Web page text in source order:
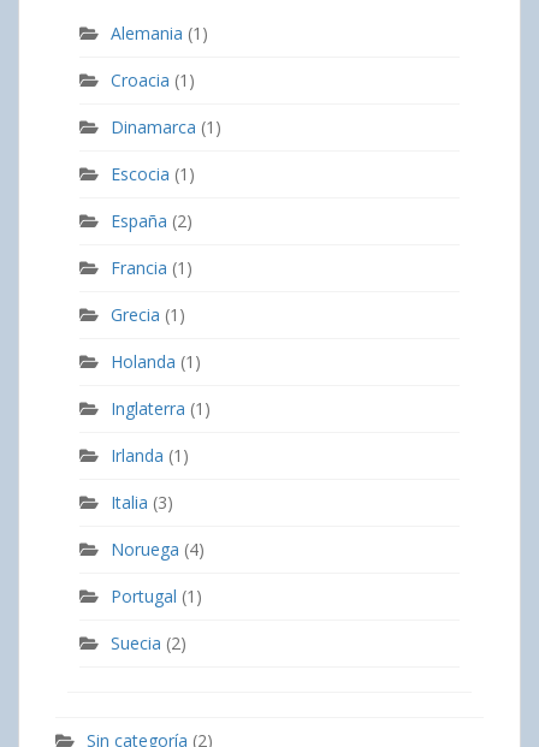
Alemania (1)
Croacia (1)
Dinamarca (1)
Escocia (1)
España (2)
Francia (1)
Grecia (1)
Holanda (1)
Inglaterra (1)
Irlanda (1)
Italia (3)
Noruega (4)
Portugal (1)
Suecia (2)
Sin categoría (2)